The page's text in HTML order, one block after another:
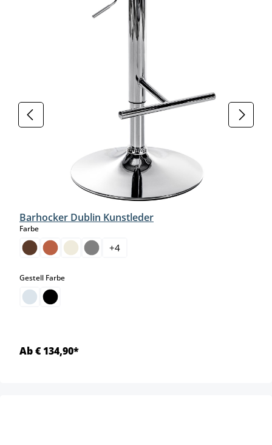
Barhocker Dublin Kunstleder
Farbeauswählen
+4
Gestell Farbeauswählen
Ab € 134,90*